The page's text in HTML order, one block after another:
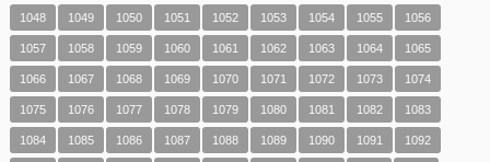
1048 1049 1050 1051 1052 1053 1054 1055 1056
1057 1058 1059 1060 1061 1062 1063 1064 1065
1066 1067 1068 1069 1070 1071 1072 1073 1074
1075 1076 1077 1078 1079 1080 1081 1082 1083
1084 1085 1086 1087 1088 1089 1090 1091 1092